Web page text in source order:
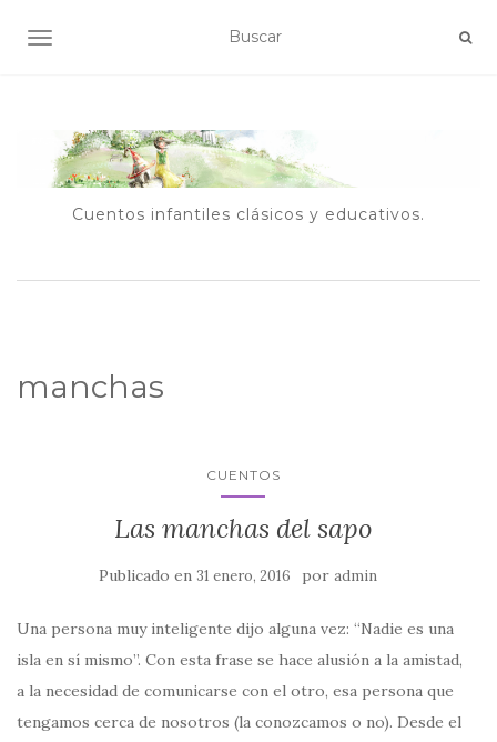
ALTERNAR NAVEGACIÓN
Cuentos infantiles clásicos y educativos.
manchas
CUENTOS
Las manchas del sapo
Publicado en 31 enero, 2016 por admin
Una persona muy inteligente dijo alguna vez: “Nadie es una
isla en sí mismo”. Con esta frase se hace alusión a la amistad,
a la necesidad de comunicarse con el otro, esa persona que
tengamos cerca de nosotros (la conozcamos o no). Desde el